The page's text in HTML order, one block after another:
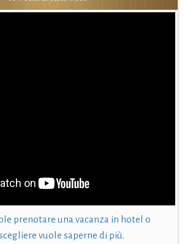
prenotare una vacanza in hotel o
vuole saperne di più.